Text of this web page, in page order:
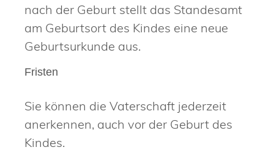
nach der Geburt stellt das Standesamt
am Geburtsort des Kindes eine neue
Geburtsurkunde aus.
Fristen
Sie können die Vaterschaft jederzeit
anerkennen, auch vor der Geburt des
Kindes.